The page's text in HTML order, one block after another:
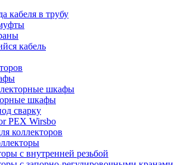
кабеля в трубу
кабель
шкафы
шкафы
сварку
PEX Wirsbo
коллекторов
с внутренней резьбой